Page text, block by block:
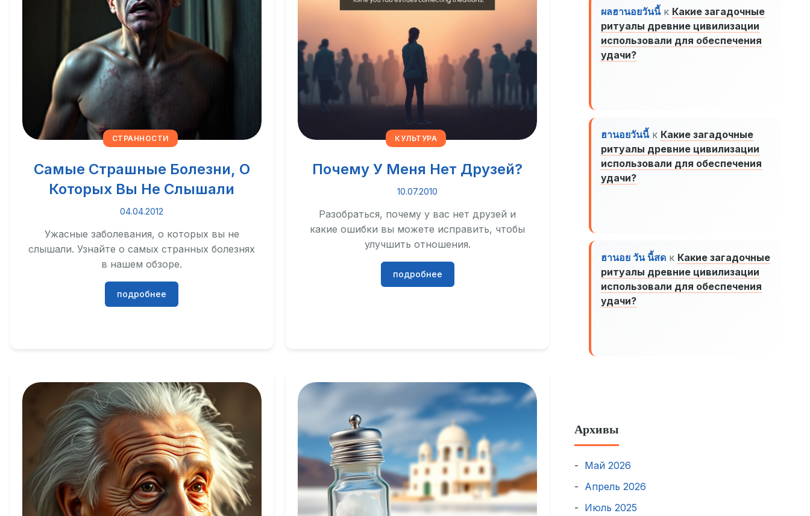
СТРАННОСТИ
Самые Страшные Болезни, О
Которых Вы Не Слышали
04.04.2012
Ужасные заболевания, о которых вы не
слышали. Узнайте о самых странных болезнях
в нашем обзоре.
подробнее
КУЛЬТУРА
Почему У Меня Нет Друзей?
10.07.2010
Разобраться, почему у вас нет друзей и
какие ошибки вы можете исправить, чтобы
улучшить отношения.
подробнее
ผลฮานอยวันนี้к Какие загадочные
ритуалы древние цивилизации
использовали для обеспечения
удачи?
ฮานอยวันนี้к Какие загадочные
ритуалы древние цивилизации
использовали для обеспечения
удачи?
ฮานอย วัน นี้สด к Какие загадочные
ритуалы древние цивилизации
использовали для обеспечения
удачи?
Архивы
Май 2026
Апрель 2026
Июль 2025